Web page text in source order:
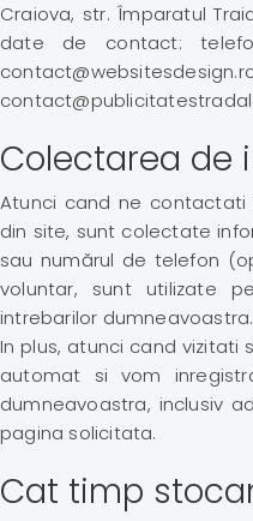
Craiova, str. Împaratul
date de contact:
Colectarea de
Atunci cand ne
din site, sunt colectate
sau numărul de telefon
voluntar, sunt utilizate
intrebarilor dumneavoastra.
In plus, atunci cand vizitati
automat si vom
dumneavoastra, inclusiv
pagina solicitata.
Cat timp